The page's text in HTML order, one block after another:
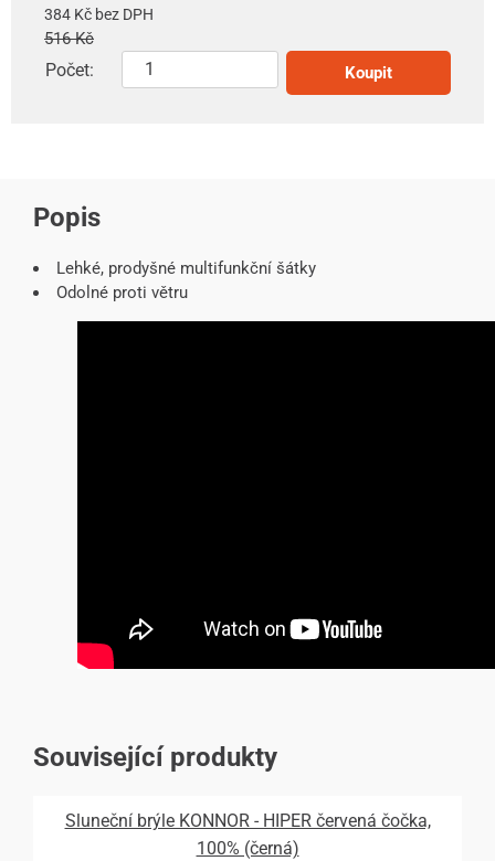
384 Kč bez DPH
516 Kč
Počet: Koupit
Popis
Lehké, prodyšné multifunkční šátky
Odolné proti větru
Související produkty
Sluneční brýle KONNOR - HIPER červená čočka,
100% (černá)